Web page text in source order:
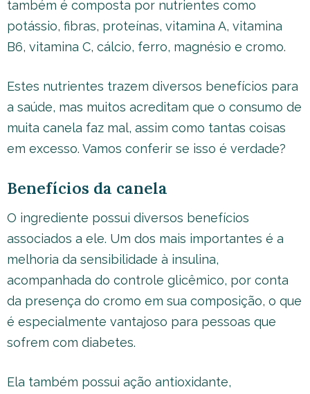
também é composta por nutrientes como
potássio, fibras, proteínas, vitamina A, vitamina
B6, vitamina C, cálcio, ferro, magnésio e cromo.
Estes nutrientes trazem diversos benefícios para
a saúde, mas muitos acreditam que o consumo de
muita canela faz mal, assim como tantas coisas
em excesso. Vamos conferir se isso é verdade?
Benefícios da canela
O ingrediente possui diversos benefícios
associados a ele. Um dos mais importantes é a
melhoria da sensibilidade à insulina,
acompanhada do controle glicêmico, por conta
da presença do cromo em sua composição, o que
é especialmente vantajoso para pessoas que
sofrem com diabetes.
Ela também possui ação antioxidante,